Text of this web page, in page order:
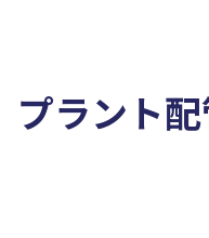
プラント